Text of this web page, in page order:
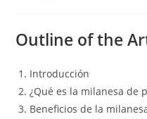
Outline of the
Introducción
¿Qué es la milanesa de
Beneficios de la